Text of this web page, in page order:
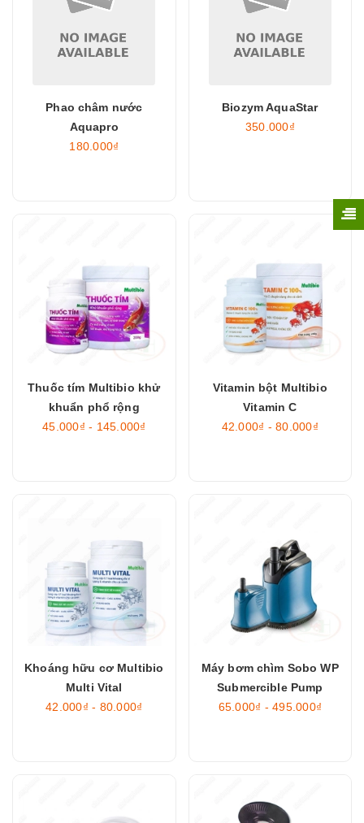
Phao châm nước
Aquapro
180.000₫
Biozym AquaStar
350.000₫
Thuốc tím Multibio khử
khuẩn phổ rộng
45.000₫ - 145.000₫
Vitamin bột Multibio
Vitamin C
42.000₫ - 80.000₫
Khoáng hữu cơ Multibio
Multi Vital
42.000₫ - 80.000₫
Máy bơm chìm Sobo WP
Submercible Pump
65.000₫ - 495.000₫